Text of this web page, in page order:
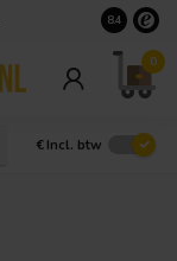
Geen
8.4
0
€ Incl. btw